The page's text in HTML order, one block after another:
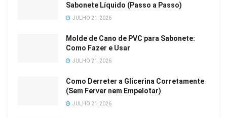
Sabonete Líquido (Passo a Passo)
JULHO 21, 2026
Molde de Cano de PVC para Sabonete:
Como Fazer e Usar
JULHO 21, 2026
Como Derreter a Glicerina Corretamente
(Sem Ferver nem Empelotar)
JULHO 21, 2026